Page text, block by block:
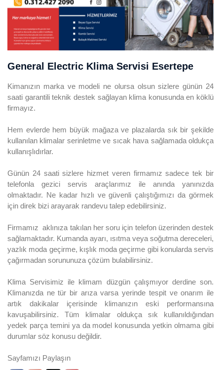
General Electric Klima Servisi Esertepe
Kimanızın marka ve modeli ne olursa olsun sizlere günün 24
saati garantili teknik destek sağlayan klima konusunda en köklü
firmayız.
Hem evlerde hem büyük mağaza ve plazalarda sık bir şekilde
kullanılan klimalar serinletme ve sıcak hava sağlamada oldukça
kullanışlıdırlar.
Günün 24 saati sizlere hizmet veren firmamız sadece tek bir
telefonla gezici servis araçlarımız ile anında yanınızda
olmaktadır. Ne kadar hızlı ve güvenli çalıştığımızı da görmek
için direk bizi arayarak randevu talep edebilirsiniz.
Firmamız aklınıza takılan her soru için telefon üzerinden destek
sağlamaktadır. Kumanda ayarı, ısıtma veya soğutma dereceleri,
yazlık moda geçirme, kışlık moda geçirme gibi konularda servis
çağırmadan sorununuza çözüm bulabilirsiniz.
Klima Servisimiz ile klimam düzgün çalışmıyor derdine son.
Klimanızda ne tür bir arıza varsa yerinde tespit ve onarım ile
artık dakikalar içerisinde klimanızın eski performansına
kavuşabilirsiniz. Tüm klimalar oldukça sık kullanıldığından
yedek parça temini ya da model konusunda yetkin olmama gibi
durumlar söz konusu değildir.
Sayfamızı Paylaşın